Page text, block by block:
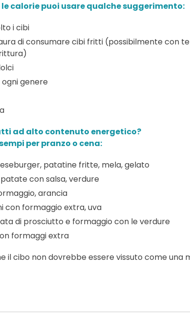
calorie puoi usare qualche suggerimento:
i cibi
di consumare cibi fritti (possibilmente con
genere
ad alto contenuto energetico?
per pranzo o cena:
patatine fritte, mela, gelato
con salsa, verdure
arancia
con formaggio extra, uva
di prosciutto e formaggio con le verdure
formaggi extra
il cibo non dovrebbe essere vissuto come una